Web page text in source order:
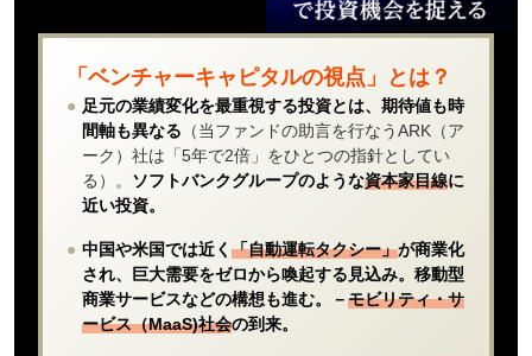
「ベンチャーキャピタルの視点」とは？
● 足元の業績変化を最重視する投資とは、期待値も時
間軸も異なる （当ファンドの助言を行なうARK（ア
ーク）社は「5年で2倍」をひとつの指針としてい
る）。 ソフトバンクグループのような資本家目線に
近い投資。
● 中国や米国では近く 「自動運転タクシー」が商業化
され、巨大需要をゼロから喚起する見込み。移動型
商業サービスなどの構想も進む。－モビリティ・サ
ービス（MaaS)社会の到来。